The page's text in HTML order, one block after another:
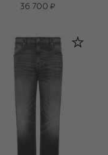
36 700 ₽